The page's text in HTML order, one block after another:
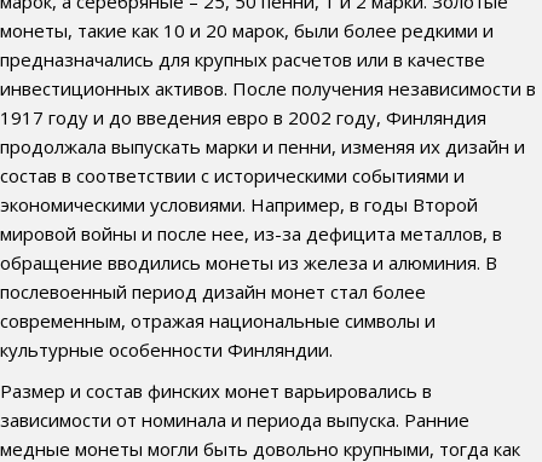
монеты, такие как 10 и 20 марок, были более редкими и
предназначались для крупных расчетов или в качестве
инвестиционных активов. После получения независимости в
1917 году и до введения евро в 2002 году, Финляндия
продолжала выпускать марки и пенни, изменяя их дизайн и
состав в соответствии с историческими событиями и
экономическими условиями. Например, в годы Второй
мировой войны и после нее, из-за дефицита металлов, в
обращение вводились монеты из железа и алюминия. В
послевоенный период дизайн монет стал более
современным, отражая национальные символы и
культурные особенности Финляндии.
Размер и состав финских монет варьировались в
зависимости от номинала и периода выпуска. Ранние
медные монеты могли быть довольно крупными, тогда как